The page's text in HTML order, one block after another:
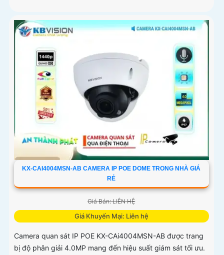
KX-CAI4004MSN-AB CAMERA IP POE DOME TRONG NHÀ GIÁ
RẺ
Giá Bán: LIÊN HỆ
Giá Khuyến Mại: Liên hệ
Camera quan sát IP POE KX-CAi4004MSN-AB được trang
bị độ phân giải 4.0MP mang đến hiệu suất giám sát tối ưu.